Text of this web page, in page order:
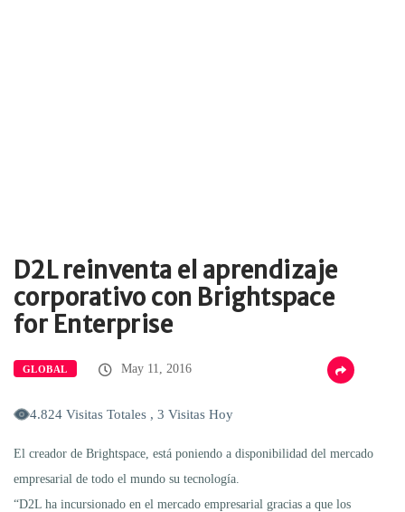
D2L reinventa el aprendizaje
corporativo con Brightspace
for Enterprise
GLOBAL May 11, 2016
4.824 Visitas Totales , 3 Visitas Hoy
El creador de Brightspace, está poniendo a disponibilidad del mercado
empresarial de todo el mundo su tecnología.
“D2L ha incursionado en el mercado empresarial gracias a que los